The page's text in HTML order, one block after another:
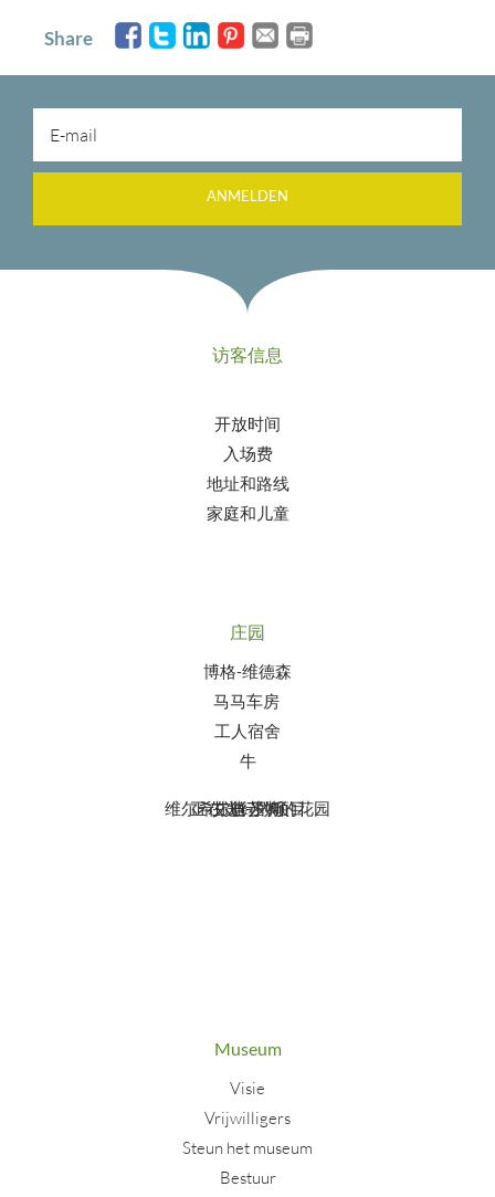
Share
ANMELDEN
访客信息
开放时间
入场费
地址和路线
家庭和儿童
庄园
博格-维德森
马马车房
工人宿舍
牛
艾迪-罗斯
维尔希尔德苏姆的花园
正在进行的项目
Museum
Visie
Vrijwilligers
Steun het museum
Bestuur